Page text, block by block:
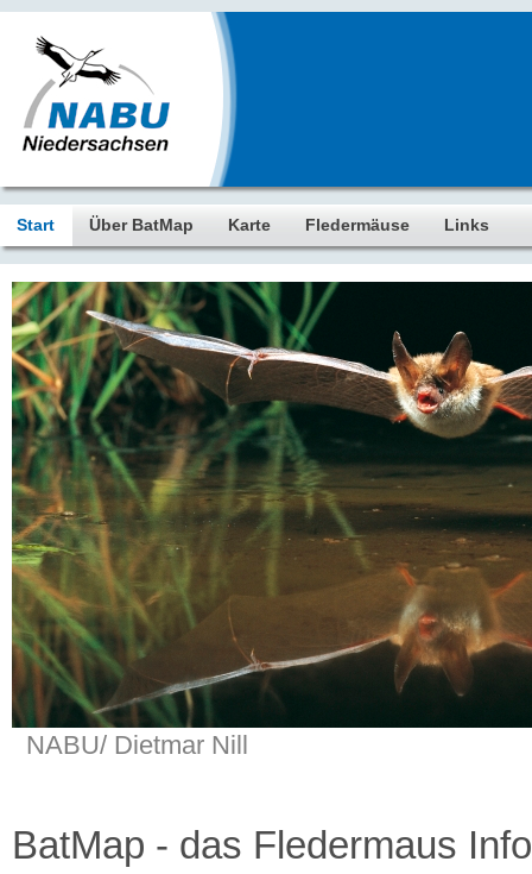
Start Über BatMap Karte Fledermäuse Links
NABU/ Dietmar Nill
BatMap - das Fledermaus